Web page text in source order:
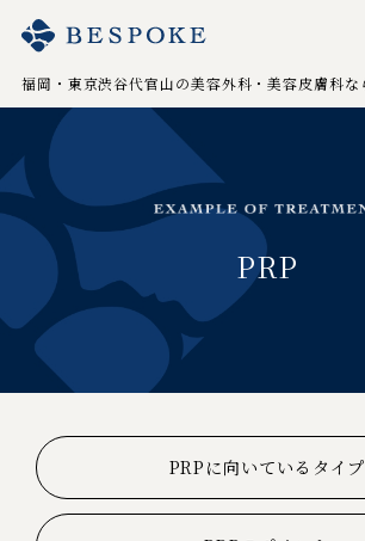
PRP
PRPに向いているタイプ